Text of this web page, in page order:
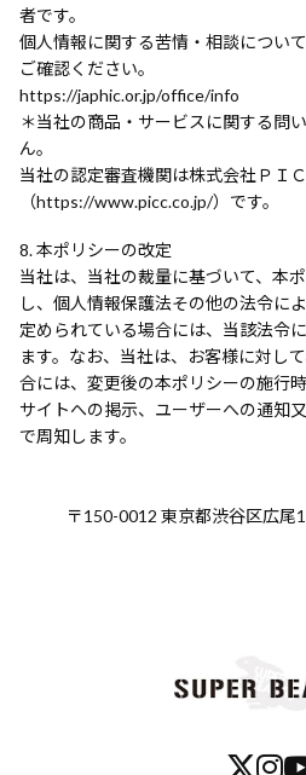
者です。
個人情報に関する苦情・相談につい
ご確認ください。
https://japhic.or.jp/office/info
＊当社の商品・サービスに関する問
ん。
当社の認定審査機関は株式会社ＰＩ
（https://www.picc.co.jp/）です。
本ポリシーの改定
当社は、当社の裁量に基づいて、本
し、個人情報保護法その他の法令に
定められている場合には、当該法令
ます。なお、当社は、お客様に対し
合には、変更後の本ポリシーの施行
サイトへの掲示、ユーザーへの通知
で周知します。
〒150-0012 東京都渋谷区広